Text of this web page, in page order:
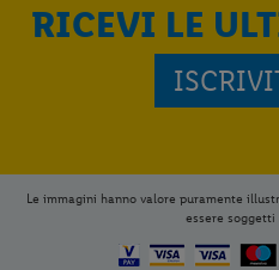
RICEVI LE
Le immagini hanno valore puramente
essere soggetti